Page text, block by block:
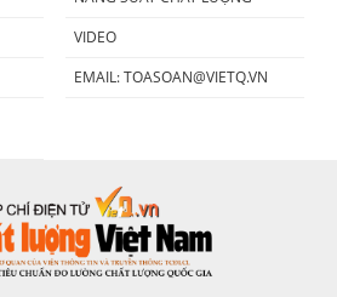
VIDEO
EMAIL:TOASOAN@VIETQ.VN